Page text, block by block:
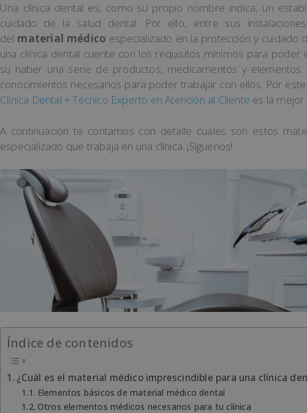
Una clínica dental es, como su propio nombre indica, un
cuidado de la salud dental. Por ello, entre sus
del material médico especializado en la protección y cuidado
una clínica dental cuente con los requisitos mínimos para
su haber una serie de productos, medicamentos y
conocimientos necesarios para poder trabajar con ellos. Por
Clínica Dental + Técnico Experto en Atención al Cliente es la mejor
A continuación te contamos con detalle cuáles son estos
especializado que trabaja en una clínica. ¡Síguenos!
Índice de contenidos
¿Cuál es el material médico imprescindible para una clínica
Elementos básicos de material médico dental
Otros elementos médicos necesarios para tu clínica